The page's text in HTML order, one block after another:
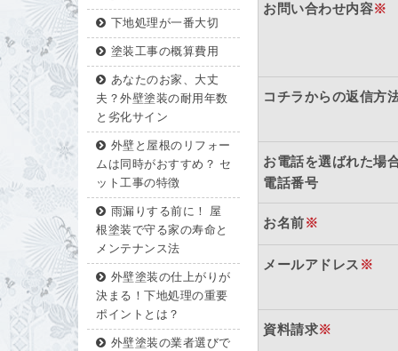
下地処理が一番大切
塗装工事の概算費用
あなたのお家、大丈
夫？外壁塗装の耐用年数
と劣化サイン
外壁と屋根のリフォー
ムは同時がおすすめ？ セ
ット工事の特徴
雨漏りする前に！ 屋
根塗装で守る家の寿命と
メンテナンス法
外壁塗装の仕上がりが
決まる！下地処理の重要
ポイントとは？
外壁塗装の業者選びで
お問い合わせ内容※
コチラからの返信方
お電話を選ばれた場
電話番号
お名前※
メールアドレス ※
資料請求※